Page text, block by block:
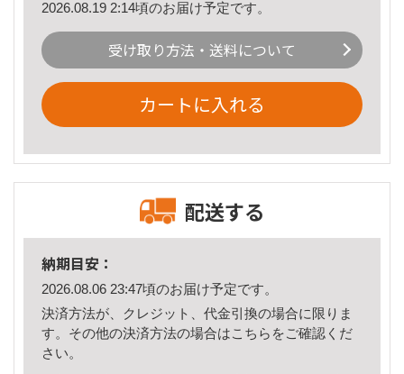
2026.08.19 2:14頃のお届け予定です。
受け取り方法・送料について
カートに入れる
配送する
納期目安：
2026.08.06 23:47頃のお届け予定です。
決済方法が、クレジット、代金引換の場合に限りま
す。その他の決済方法の場合はこちら をご確認くだ
さい。